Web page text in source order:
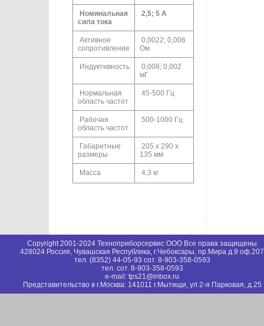
Номинальная
сила тока
2,5; 5 А
Активное
сопротивление
0,0022; 0,006
Ом
Индуктивность
0,008; 0,002
мГ
Нормальная
область частот
45-500 Гц
Рабочая
область частот
500-1000 Гц
Габаритные
размеры
205 х 290 х
135 мм
Масса 4,3 кг
Copyright 2001-2024 Техноприборсервис ООО Все права защищены
428024 Россия, Чувашская Республика, г.Чебоксары, пр.Мира д.9 оф.207
тел. (8352) 44-05-93 сот. 8-903-358-0593
тел. сот. 8-903-358-0593
e-mail: tps21@inbox.ru
Представительство в г.Москва: 141011 г.Мытищи, ул 2-я Парковая, д.25